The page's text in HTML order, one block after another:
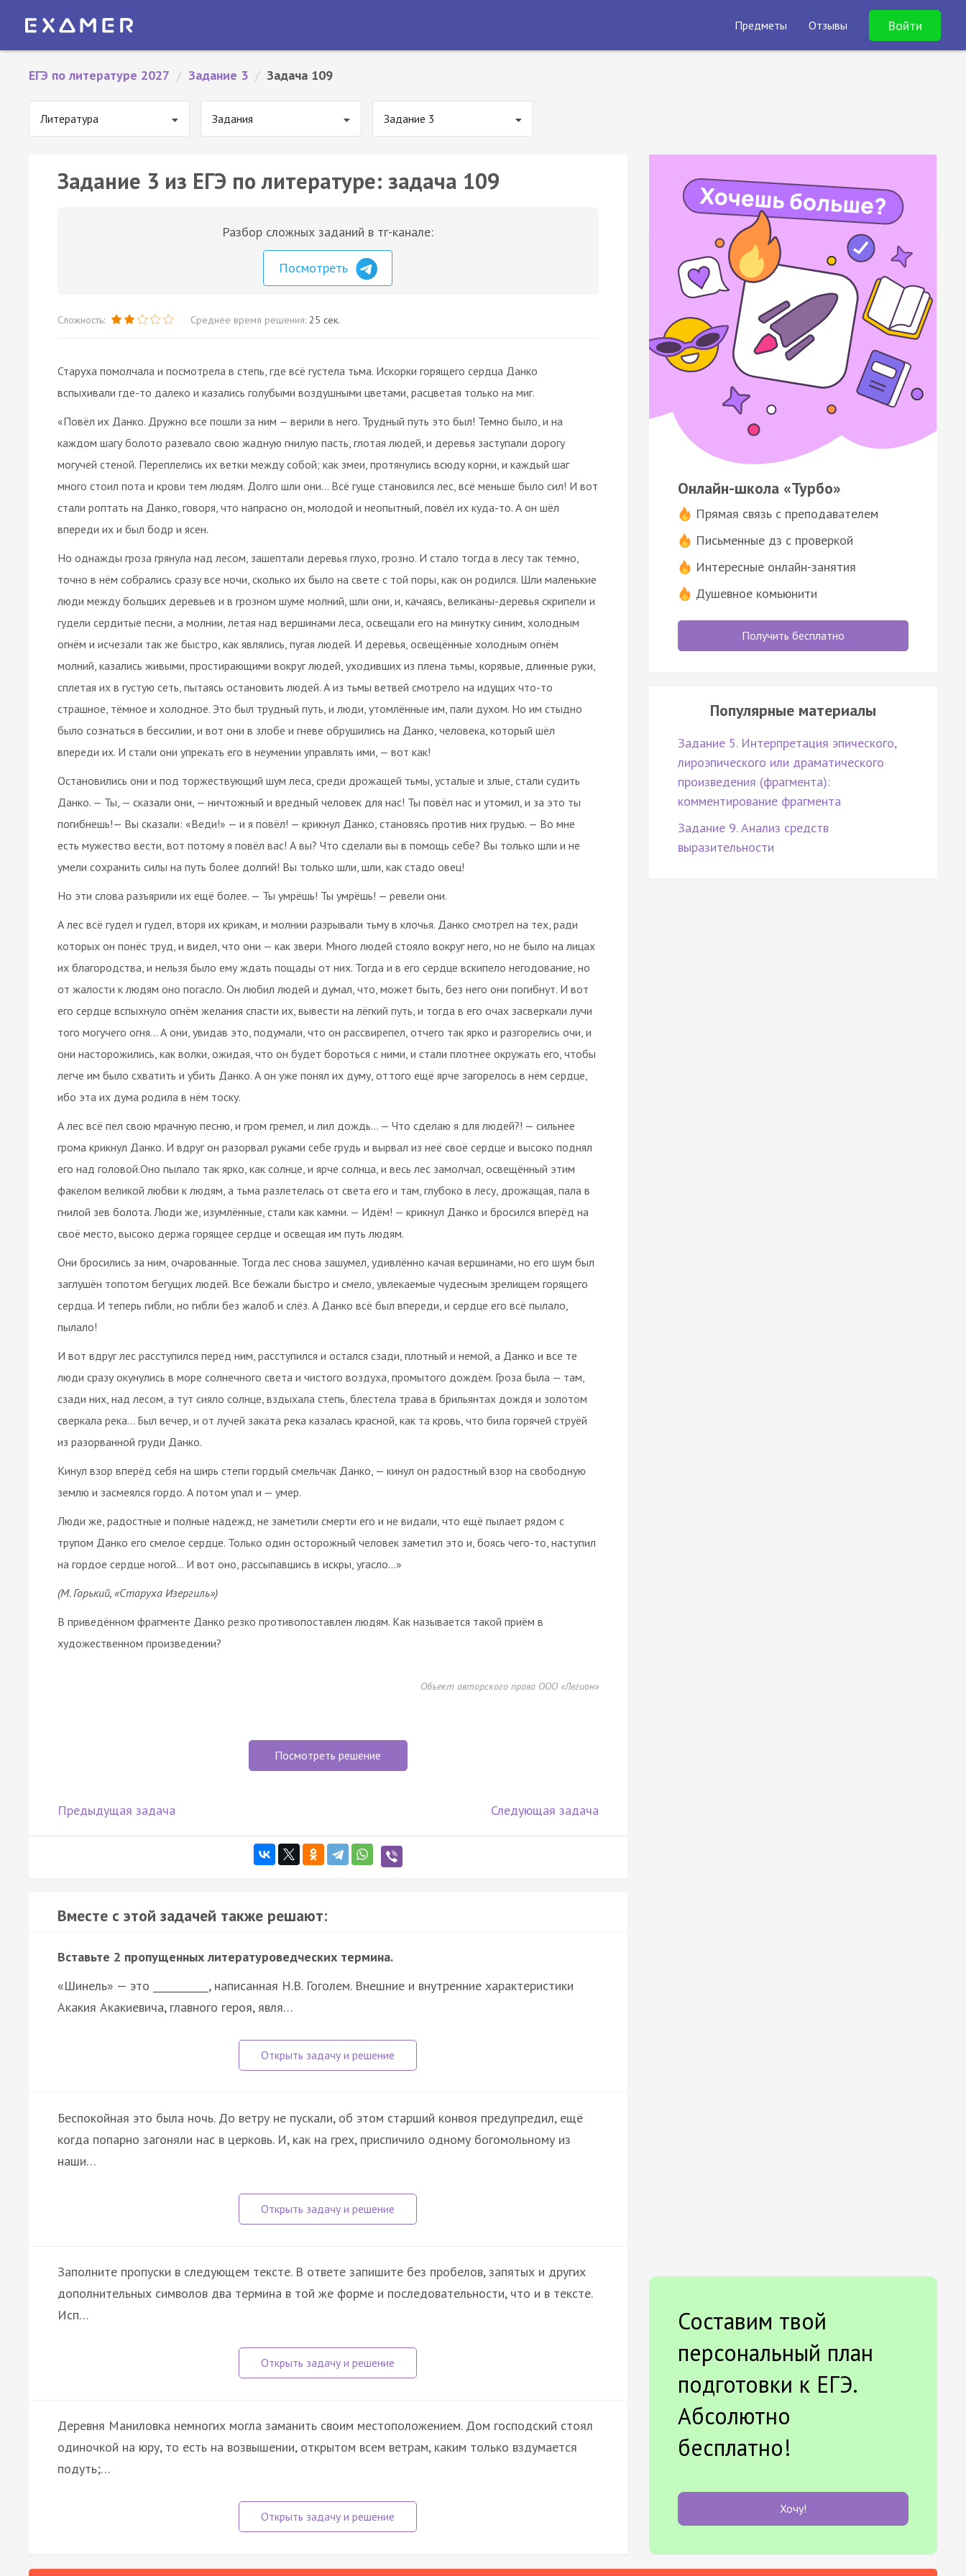
Предметы Отзывы Войти
ЕГЭ по литературе 2027 / Задание 3 / Задача 109
Литература Задания Задание 3
Задание 3 из ЕГЭ по литературе: задача 109
Разбор сложных заданий в тг-канале:
Посмотреть
Сложность: Среднее время решения: 25 сек.
Старуха помолчала и посмотрела в степь, где всё густела тьма. Искорки горящего сердца Данко
вспыхивали где-то далеко и казались голубыми воздушными цветами, расцветая только на миг.
«Повёл их Данко. Дружно все пошли за ним — верили в него. Трудный путь это был! Темно было, и на
каждом шагу болото разевало свою жадную гнилую пасть, глотая людей, и деревья заступали дорогу
могучей стеной. Переплелись их ветки между собой; как змеи, протянулись всюду корни, и каждый шаг
много стоил пота и крови тем людям. Долго шли они… Всё гуще становился лес, всё меньше было сил! И вот
стали роптать на Данко, говоря, что напрасно он, молодой и неопытный, повёл их куда-то. А он шёл
впереди их и был бодр и ясен.
Но однажды гроза грянула над лесом, зашептали деревья глухо, грозно. И стало тогда в лесу так темно,
точно в нём собрались сразу все ночи, сколько их было на свете с той поры, как он родился. Шли маленькие
люди между больших деревьев и в грозном шуме молний, шли они, и, качаясь, великаны-деревья скрипели и
гудели сердитые песни, а молнии, летая над вершинами леса, освещали его на минутку синим, холодным
огнём и исчезали так же быстро, как являлись, пугая людей. И деревья, освещённые холодным огнём
молний, казались живыми, простирающими вокруг людей, уходивших из плена тьмы, корявые, длинные руки,
сплетая их в густую сеть, пытаясь остановить людей. А из тьмы ветвей смотрело на идущих что-то
страшное, тёмное и холодное. Это был трудный путь, и люди, утомлённые им, пали духом. Но им стыдно
было сознаться в бессилии, и вот они в злобе и гневе обрушились на Данко, человека, который шёл
впереди их. И стали они упрекать его в неумении управлять ими, — вот как!
Остановились они и под торжествующий шум леса, среди дрожащей тьмы, усталые и злые, стали судить
Данко. — Ты, — сказали они, — ничтожный и вредный человек для нас! Ты повёл нас и утомил, и за это ты
погибнешь!— Вы сказали: «Веди!» — и я повёл! — крикнул Данко, становясь против них грудью. — Во мне
есть мужество вести, вот потому я повёл вас! А вы? Что сделали вы в помощь себе? Вы только шли и не
умели сохранить силы на путь более долгий! Вы только шли, шли, как стадо овец!
Но эти слова разъярили их ещё более. — Ты умрёшь! Ты умрёшь! — ревели они.
А лес всё гудел и гудел, вторя их крикам, и молнии разрывали тьму в клочья. Данко смотрел на тех, ради
которых он понёс труд, и видел, что они — как звери. Много людей стояло вокруг него, но не было на лицах
их благородства, и нельзя было ему ждать пощады от них. Тогда и в его сердце вскипело негодование, но
от жалости к людям оно погасло. Он любил людей и думал, что, может быть, без него они погибнут. И вот
его сердце вспыхнуло огнём желания спасти их, вывести на лёгкий путь, и тогда в его очах засверкали лучи
того могучего огня… А они, увидав это, подумали, что он рассвирепел, отчего так ярко и разгорелись очи, и
они насторожились, как волки, ожидая, что он будет бороться с ними, и стали плотнее окружать его, чтобы
легче им было схватить и убить Данко. А он уже понял их думу, оттого ещё ярче загорелось в нём сердце,
ибо эта их дума родила в нём тоску.
А лес всё пел свою мрачную песню, и гром гремел, и лил дождь… — Что сделаю я для людей?! — сильнее
грома крикнул Данко. И вдруг он разорвал руками себе грудь и вырвал из неё своё сердце и высоко поднял
его над головой.Оно пылало так ярко, как солнце, и ярче солнца, и весь лес замолчал, освещённый этим
факелом великой любви к людям, а тьма разлетелась от света его и там, глубоко в лесу, дрожащая, пала в
гнилой зев болота. Люди же, изумлённые, стали как камни. — Идём! — крикнул Данко и бросился вперёд на
своё место, высоко держа горящее сердце и освещая им путь людям.
Они бросились за ним, очарованные. Тогда лес снова зашумел, удивлённо качая вершинами, но его шум был
заглушён топотом бегущих людей. Все бежали быстро и смело, увлекаемые чудесным зрелищем горящего
сердца. И теперь гибли, но гибли без жалоб и слёз. А Данко всё был впереди, и сердце его всё пылало,
пылало!
И вот вдруг лес расступился перед ним, расступился и остался сзади, плотный и немой, а Данко и все те
люди сразу окунулись в море солнечного света и чистого воздуха, промытого дождём. Гроза была — там,
сзади них, над лесом, а тут сияло солнце, вздыхала степь, блестела трава в брильянтах дождя и золотом
сверкала река… Был вечер, и от лучей заката река казалась красной, как та кровь, что била горячей струёй
из разорванной груди Данко.
Кинул взор вперёд себя на ширь степи гордый смельчак Данко, — кинул он радостный взор на свободную
землю и засмеялся гордо. А потом упал и — умер.
Люди же, радостные и полные надежд, не заметили смерти его и не видали, что ещё пылает рядом с
трупом Данко его смелое сердце. Только один осторожный человек заметил это и, боясь чего-то, наступил
на гордое сердце ногой… И вот оно, рассыпавшись в искры, угасло…»
(М. Горький, «Старуха Изергиль»)
В приведённом фрагменте Данко резко противопоставлен людям. Как называется такой приём в
художественном произведении?
Объект авторского права ООО «Легион»
Посмотреть решение
Предыдущая задача Следующая задача
Вместе с этой задачей также решают:
Вставьте 2 пропущенных литературоведческих термина.
«Шинель» — это ___________, написанная Н.В. Гоголем. Внешние и внутренние характеристики
Акакия Акакиевича, главного героя, явля…
Беспокойная это была ночь. До ветру не пускали, об этом старший конвоя предупредил, ещё
когда попарно загоняли нас в церковь. И, как на грех, приспичило одному богомольному из
наши…
Заполните пропуски в следующем тексте. В ответе запишите без пробелов, запятых и других
дополнительных символов два термина в той же форме и последовательности, что и в тексте.
Исп…
Деревня Маниловка немногих могла заманить своим местоположением. Дом господский стоял
одиночкой на юру, то есть на возвышении, открытом всем ветрам, каким только вздумается
подуть;…
Онлайн-школа «Турбо»
Прямая связь с преподавателем
Письменные дз с проверкой
Интересные онлайн-занятия
Душевное комьюнити
Получить бесплатно
Популярные материалы
Задание 5. Интерпретация эпического,
лироэпического или драматического
произведения (фрагмента):
комментирование фрагмента
Задание 9. Анализ средств
выразительности
Составим твой
персональный план
подготовки к ЕГЭ.
Абсолютно
бесплатно!
Хочу!